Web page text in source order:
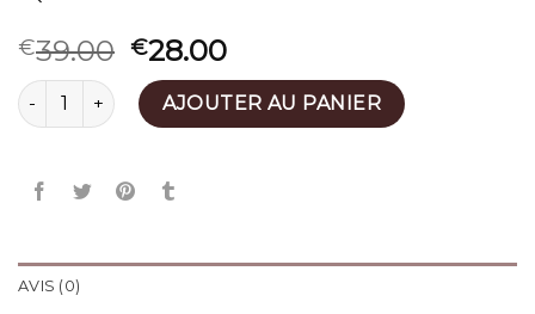
€39.00 €28.00
quantité de pinko sacAJOUTER AU PANIER
AVIS (0)